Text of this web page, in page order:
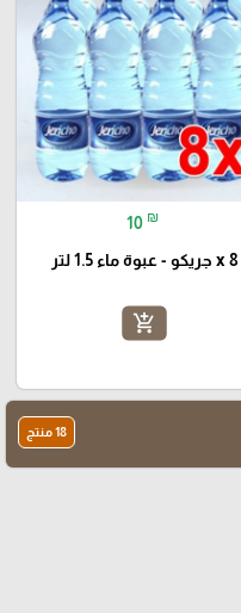
10 ₪
8 x جريكو - عبوة ماء 1.5 لتر
add_shopping_cart
18 منتج